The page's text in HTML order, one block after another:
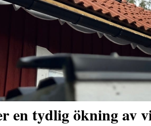
en tydlig ökning av